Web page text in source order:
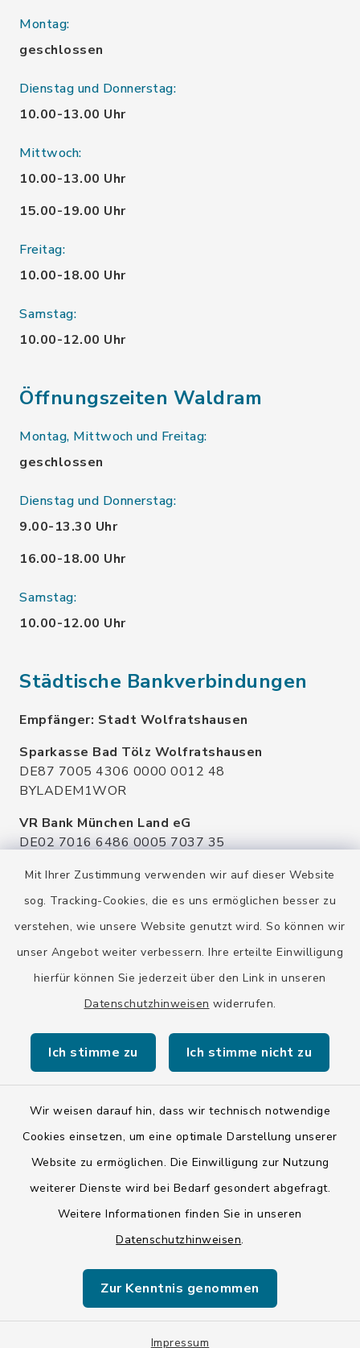
Mit Ihrer Zustimmung verwenden wir auf dieser Website
sog. Tracking-Cookies, die es uns ermöglichen besser zu
verstehen, wie unsere Website genutzt wird. So können wir
unser Angebot weiter verbessern. Ihre erteilte Einwilligung
hierfür können Sie jederzeit über den Link in unseren
Datenschutzhinweisen widerrufen.
Ich stimme zu Ich stimme nicht zu
Wir weisen darauf hin, dass wir technisch notwendige
Cookies einsetzen, um eine optimale Darstellung unserer
Website zu ermöglichen. Die Einwilligung zur Nutzung
weiterer Dienste wird bei Bedarf gesondert abgefragt.
Weitere Informationen finden Sie in unseren
Datenschutzhinweisen.
Zur Kenntnis genommen
Impressum
Montag:
geschlossen
Dienstag und Donnerstag:
10.00-13.00 Uhr
Mittwoch:
10.00-13.00 Uhr
15.00-19.00 Uhr
Freitag:
10.00-18.00 Uhr
Samstag:
10.00-12.00 Uhr
Öffnungszeiten Waldram
Montag, Mittwoch und Freitag:
geschlossen
Dienstag und Donnerstag:
9.00-13.30 Uhr
16.00-18.00 Uhr
Samstag:
10.00-12.00 Uhr
Städtische Bankverbindungen
Empfänger: Stadt Wolfratshausen
Sparkasse Bad Tölz Wolfratshausen
DE87 7005 4306 0000 0012 48
BYLADEM1WOR
VR Bank München Land eG
DE02 7016 6486 0005 7037 35
Raiffeisenbank Isar Loisachtal eG
GENODEF1HHS
DE20 7002 0270 3630 1010 09
HYVEDEMMXXX
Kontakt
Datenschutz
ISIS 12